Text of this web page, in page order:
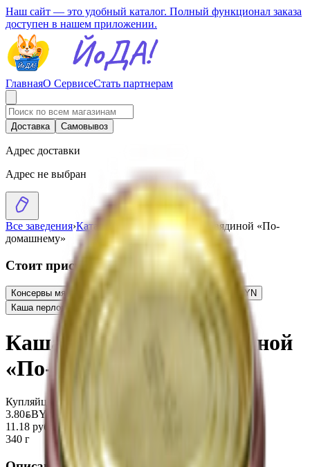
Наш сайт — это удобный каталог. Полный функционал заказа
доступен в нашем приложении.
ГлавнаяО СервисеСтать партнерам
Доставка Самовывоз
Адрес доставки
Адрес не выбран
Все заведения›Каталог
Каша гречневая с говядиной «По-
домашнему»
Стоит присмотреться
Консервы мясные «Говядина с перловой кашей» 5.05
BYN
Каша перловая со свининой
Каша гречневая с говядиной
«По-домашнему»
Купляйце Беларускае
3.80BYNBYN
11.18 руб/кг
340 г